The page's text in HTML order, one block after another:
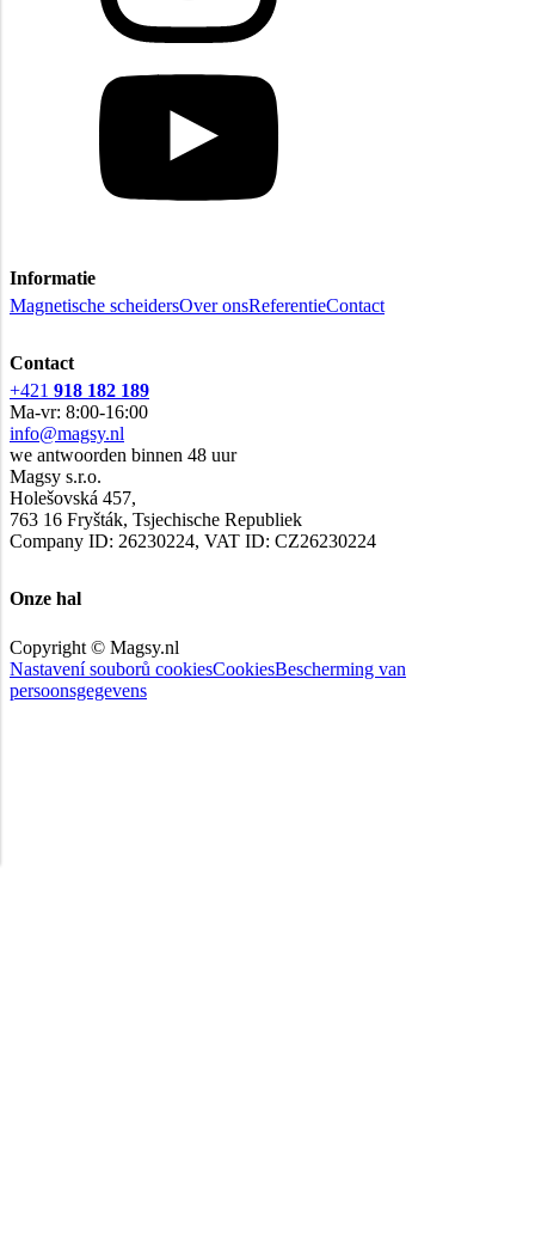
Informatie
Magnetische scheidersOver onsReferentieContact
Contact
+421 918 182 189
Ma-vr: 8:00-16:00
info@magsy.nl
we antwoorden binnen 48 uur
Magsy s.r.o.
Holešovská 457,
763 16 Fryšták, Tsjechische Republiek
Company ID: 26230224, VAT ID: CZ26230224
Onze hal
Copyright © Magsy.nl
Nastavení souborů cookiesCookiesBescherming van
persoonsgegevens